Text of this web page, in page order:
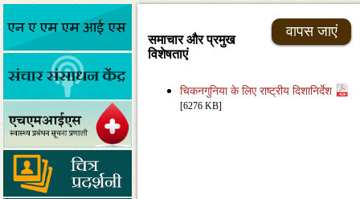
समाचार और प्रमुख
विशेषताएं
वापस जाएं
चिकनगुनिया के लिए राष्ट्रीय दिशानिर्देश
[6276 KB]